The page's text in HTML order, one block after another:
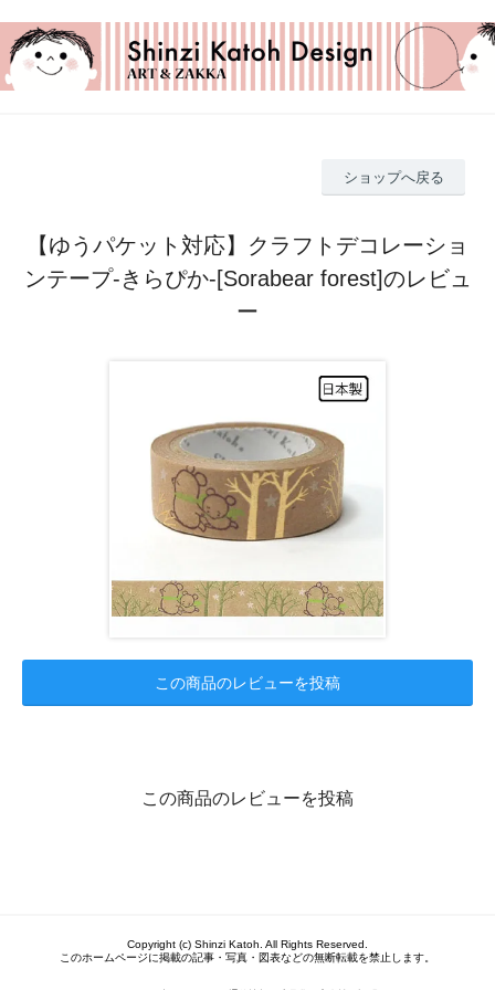
ショップへ戻る
【ゆうパケット対応】クラフトデコレーショ
ンテープ-きらぴか-[Sorabear forest]のレビュ
ー
この商品のレビューを投稿
この商品のレビューを投稿
Copyright (c) Shinzi Katoh. All Rights Reserved.
このホームページに掲載の記事・写真・図表などの無断転載を禁止します。